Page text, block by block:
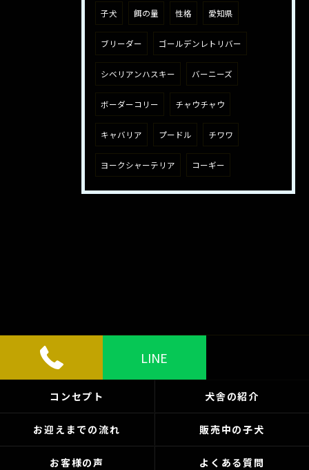
子犬 餌の量 性格 愛知県
ブリーダー ゴールデンレトリバー
シベリアンハスキー バーニーズ
ボーダーコリー チャウチャウ
キャバリア プードル チワワ
ヨークシャーテリア コーギー
LINE
コンセプト 犬舎の紹介
お迎えまでの流れ 販売中の子犬
お客様の声 よくある質問